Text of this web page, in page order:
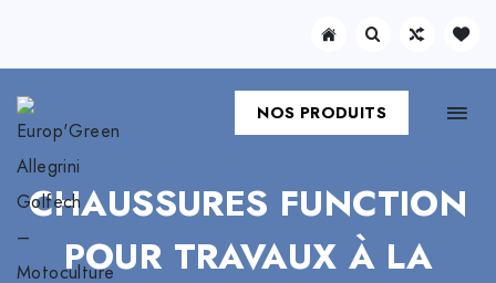
NOS PRODUITS
CHAUSSURES FUNCTION
POUR TRAVAUX À LA